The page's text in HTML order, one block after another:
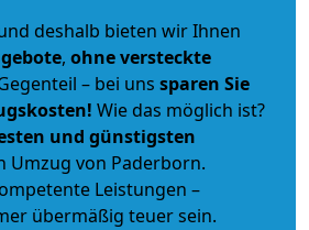
deshalb bieten wir Ihnen
, ohne versteckte
– bei uns sparen Sie
Wie das möglich ist?
und günstigsten
Umzug von Paderborn.
Leistungen –
übermäßig teuer sein.